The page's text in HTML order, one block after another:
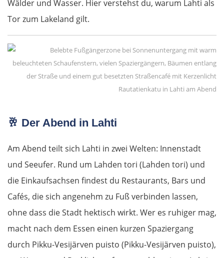
Wälder und Wasser. Hier verstehst du, warum Lahti als
Tor zum Lakeland gilt.
Rautatienkatu in Lahti am Abend
🥂 Der Abend in Lahti
Am Abend teilt sich Lahti in zwei Welten: Innenstadt
und Seeufer. Rund um Lahden tori (Lahden tori) und
die Einkaufsachsen findest du Restaurants, Bars und
Cafés, die sich angenehm zu Fuß verbinden lassen,
ohne dass die Stadt hektisch wirkt. Wer es ruhiger mag,
macht nach dem Essen einen kurzen Spaziergang
durch Pikku-Vesijärven puisto (Pikku-Vesijärven puisto),
Rouen
Mantes la Jolie
Château-Thierry
Châlons en Champagne
Verdun